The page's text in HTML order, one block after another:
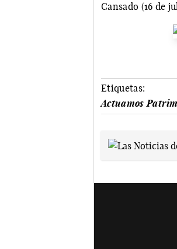
Cansado (16 de
Etiquetas:
Actuamos